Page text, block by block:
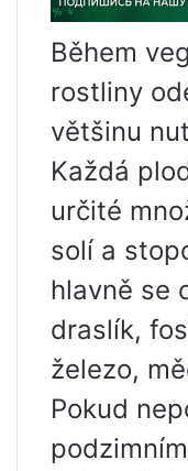
Během
rostliny
většinu
Každá
určité
solí a
hlavně se
draslík,
železo,
Pokud